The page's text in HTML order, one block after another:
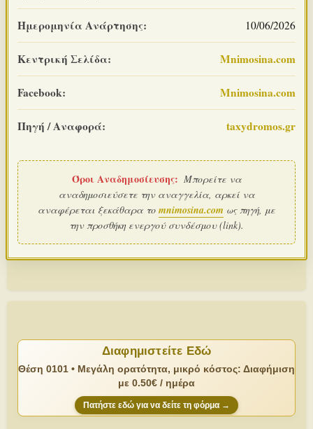
Ημερομηνία Ανάρτησης: 10/06/2026
Κεντρική Σελίδα: Mnimosina.com
Facebook: Mnimosina.com
Πηγή / Αναφορά: taxydromos.gr
Όροι Αναδημοσίευσης: Μπορείτε να
αναδημοσιεύσετε την αναγγελία, αρκεί να
αναφέρεται ξεκάθαρα το mnimosina.com ως πηγή, με
την προσθήκη ενεργού συνδέσμου (link).
Διαφημιστείτε Εδώ
Θέση 0101 • Μεγάλη ορατότητα, μικρό κόστος: Διαφήμιση
με 0.50€ / ημέρα
Πατήστε εδώ για να δείτε τη φόρμα →